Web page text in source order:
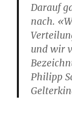
Darauf
nach.
und wir
Philipp